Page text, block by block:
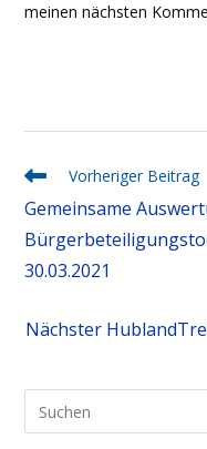
ein
meinen nächsten
Weitere
Ansehen
Vorheriger Beitrag
Gemeinsame
30.03.2021
Nächster